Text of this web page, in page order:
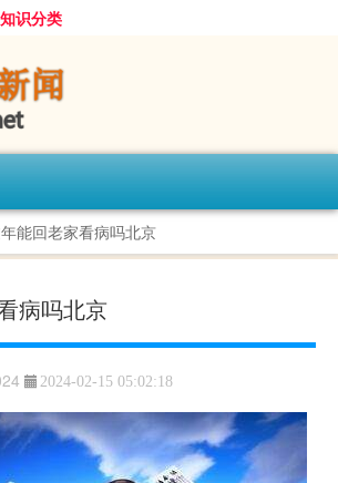
知识分类
能回老家看病吗北京
病吗北京
2024-02-15 05:02:18